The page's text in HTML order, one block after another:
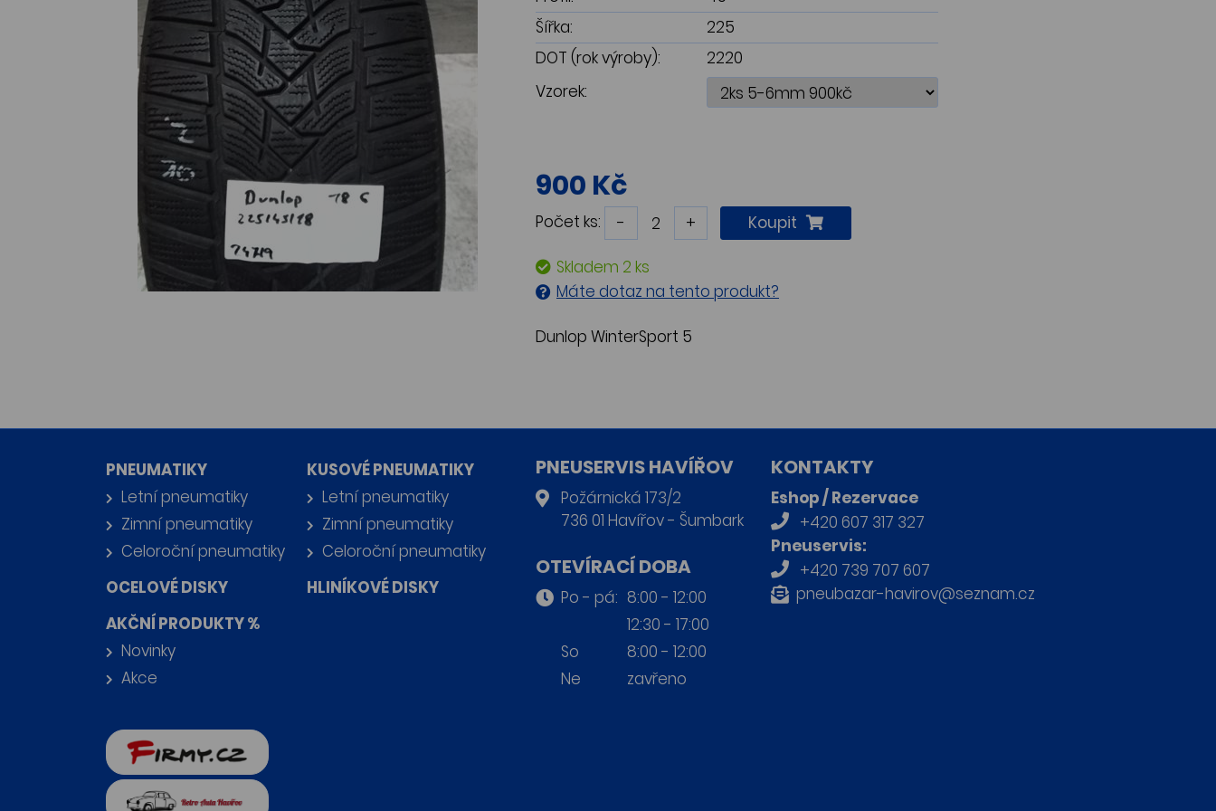
Šířka:
225
DOT (rok výroby):
2220
Vzorek:
900 Kč
Počet ks: - + Koupit
Skladem 2 ks
Máte dotaz na tento produkt?
Dunlop WinterSport 5
PNEUMATIKY
Letní pneumatiky
Zimní pneumatiky
Celoroční pneumatiky
KUSOVÉ PNEUMATIKY
Letní pneumatiky
Zimní pneumatiky
Celoroční pneumatiky
OCELOVÉ DISKY
HLINÍKOVÉ DISKY
AKČNÍ PRODUKTY %
Novinky
Akce
PNEUSERVIS HAVÍŘOV
Požárnická 173/2
736 01 Havířov - Šumbark
OTEVÍRACÍ DOBA
Po - pá: 8:00 - 12:00
12:30 - 17:00
So
8:00 - 12:00
Ne
zavřeno
KONTAKTY
Eshop / Rezervace
+420 607 317 327
Pneuservis:
+420 739 707 607
pneubazar-havirov@seznam.cz
firmy.cz
Retro auta Havířov